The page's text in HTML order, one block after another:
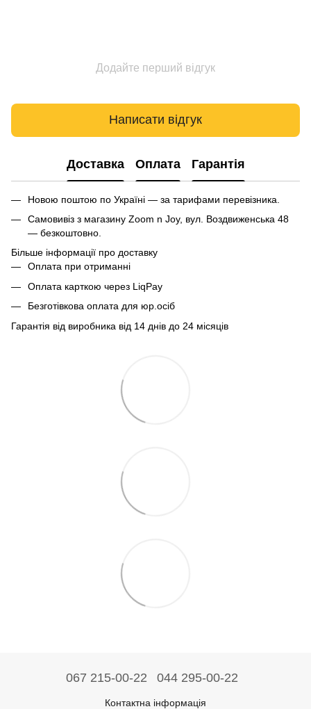
Додайте перший відгук
Написати відгук
Доставка Оплата Гарантія
Новою поштою по Україні — за тарифами перевізника.
Самовивіз з магазину Zoom n Joy, вул. Воздвиженська 48
— безкоштовно.
Більше інформації про доставку
Оплата при отриманні
Оплата карткою через LiqPay
Безготівкова оплата для юр.осіб
Гарантія від виробника від 14 днів до 24 місяців
067 215-00-22 044 295-00-22
Контактна інформація